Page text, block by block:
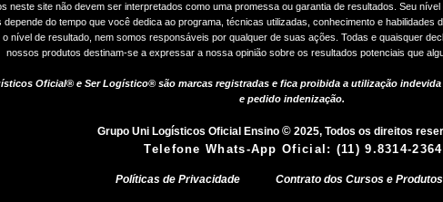
neste site não devem ser interpretados como uma promessa ou garantia de resultados. Seu
do tempo que você dedica ao programa, técnicas utilizadas, conhecimento e habilidades
nível de resultado, nem somos responsáveis por qualquer de suas ações. Todas e quaisquer
nossos produtos destinam-se a expressar a nossa opinião sobre os resultados potenciais que
Oficial® e Ser Logístico® são marcas registradas e fica proibida a utilização
e pedido indenização.
Grupo Uni Logísticos Oficial Ensino © 2025, Todos os direitos
Telefone Whats-App Oficial: (11) 9.8314-2364
Políticas de Privacidade Contrato dos Cursos e